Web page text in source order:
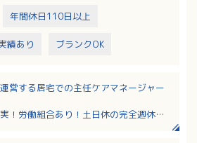
年間休日110日以上
績あり ブランクOK
営する居宅での主任ケアマネージャー
！労働組合あり！土日休の完全週休二